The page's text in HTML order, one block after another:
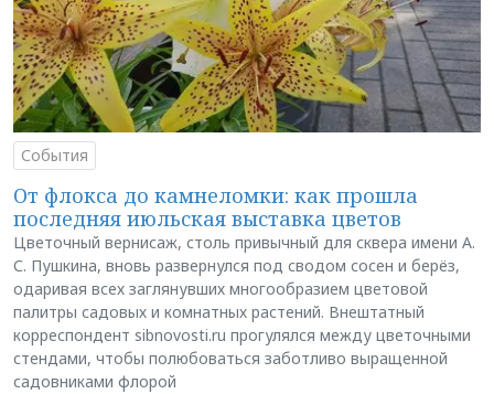
События
От флокса до камнеломки: как прошла
последняя июльская выставка цветов
Цветочный вернисаж, столь привычный для сквера имени А.
С. Пушкина, вновь развернулся под сводом сосен и берёз,
одаривая всех заглянувших многообразием цветовой
палитры садовых и комнатных растений. Внештатный
корреспондент sibnovosti.ru прогулялся между цветочными
стендами, чтобы полюбоваться заботливо выращенной
садовниками флорой